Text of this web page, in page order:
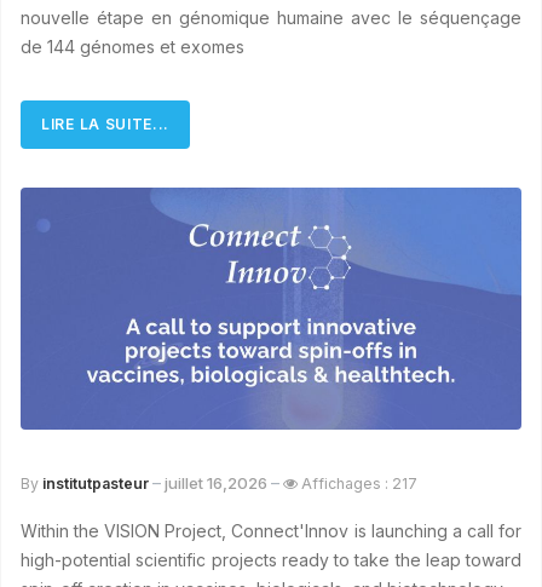
nouvelle étape en génomique humaine avec le séquençage
de 144 génomes et exomes
LIRE LA SUITE...
By institutpasteur juillet 16,2026 Affichages : 217
Within the VISION Project, Connect'Innov is launching a call for
high-potential scientific projects ready to take the leap toward